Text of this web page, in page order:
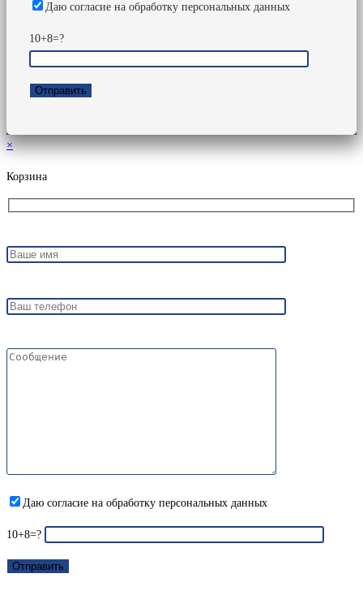
Даю согласие на обработку персональных данных
10+8=?
×
Корзина
Даю согласие на обработку персональных данных
10+8=?